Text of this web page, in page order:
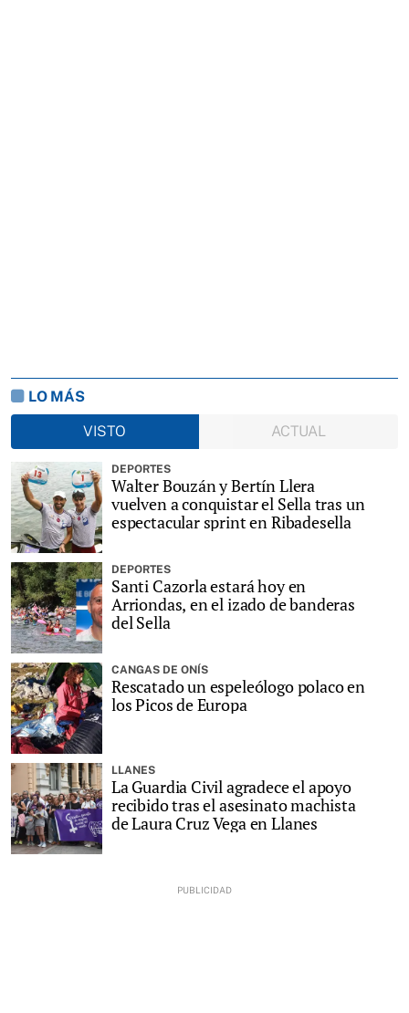
LO MÁS
VISTO
ACTUAL
DEPORTES
Walter Bouzán y Bertín Llera
vuelven a conquistar el Sella tras un
espectacular sprint en Ribadesella
DEPORTES
Santi Cazorla estará hoy en
Arriondas, en el izado de banderas
del Sella
CANGAS DE ONÍS
Rescatado un espeleólogo polaco en
los Picos de Europa
LLANES
La Guardia Civil agradece el apoyo
recibido tras el asesinato machista
de Laura Cruz Vega en Llanes